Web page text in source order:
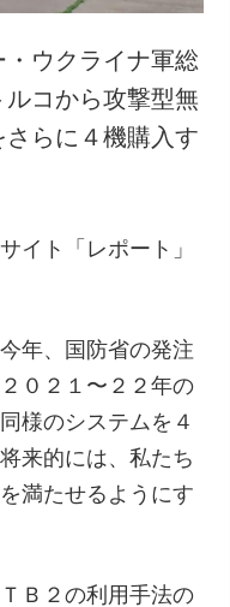
購読
フォトバンク
ウクライナ軍総
コから攻撃型無
らに４機購入す
イト「レポート」
年、国防省の発注
０２１〜２２年の
様のシステムを４
来的には、私たち
満たせるようにす
Ｂ２の利用手法の